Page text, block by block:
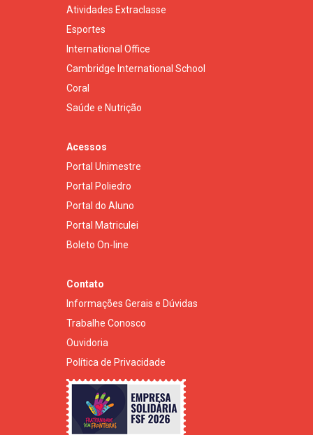
Atividades Extraclasse
Esportes
International Office
Cambridge International School
Coral
Saúde e Nutrição
Acessos
Portal Unimestre
Portal Poliedro
Portal do Aluno
Portal Matriculei
Boleto On-line
Contato
Informações Gerais e Dúvidas
Trabalhe Conosco
Ouvidoria
Política de Privacidade